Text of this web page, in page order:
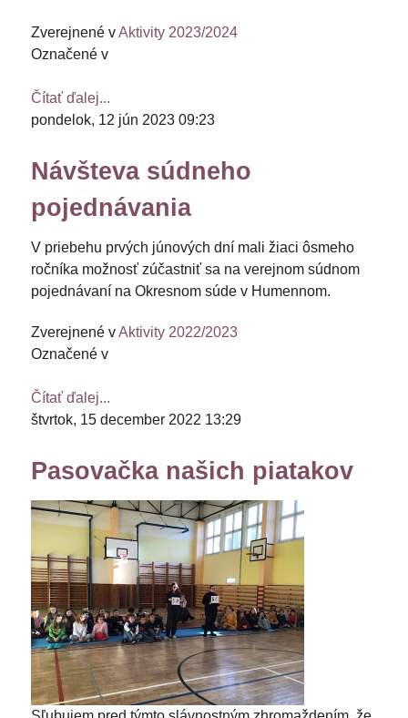
Zverejnené vAktivity 2023/2024
Označené v
Čítať ďalej...
pondelok, 12 jún 2023 09:23
Návšteva súdneho
pojednávania
V priebehu prvých júnových dní mali žiaci ôsmeho
ročníka možnosť zúčastniť sa na verejnom súdnom
pojednávaní na Okresnom súde v Humennom.
Zverejnené vAktivity 2022/2023
Označené v
Čítať ďalej...
štvrtok, 15 december 2022 13:29
Pasovačka našich piatakov